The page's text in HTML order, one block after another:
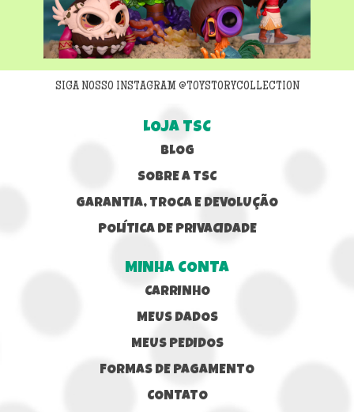
Next
SIGA NOSSO INSTAGRAM @TOYSTORYCOLLECTION
LOJA TSC
BLOG
SOBRE A TSC
GARANTIA, TROCA E DEVOLUÇÃO
POLÍTICA DE PRIVACIDADE
MINHA CONTA
CARRINHO
MEUS DADOS
MEUS PEDIDOS
FORMAS DE PAGAMENTO
CONTATO